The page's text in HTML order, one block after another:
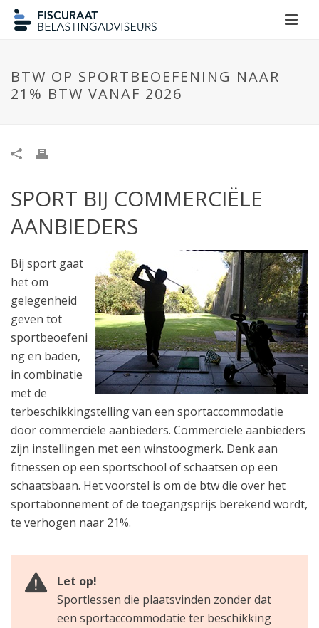
BTW OP SPORTBEOEFENING NAAR
21% BTW VANAF 2026
SPORT BIJ COMMERCIËLE
AANBIEDERS
Bij sport gaat
het om
gelegenheid
geven tot
sportbeoefeni
ng en baden,
in combinatie
met de
terbeschikkingstelling van een sportaccommodatie
door commerciële aanbieders. Commerciële aanbieders
zijn instellingen met een winstoogmerk. Denk aan
fitnessen op een sportschool of schaatsen op een
schaatsbaan. Het voorstel is om de btw die over het
sportabonnement of de toegangsprijs berekend wordt,
te verhogen naar 21%.
Let op!
Sportlessen die plaatsvinden zonder dat
een sportaccommodatie ter beschikking